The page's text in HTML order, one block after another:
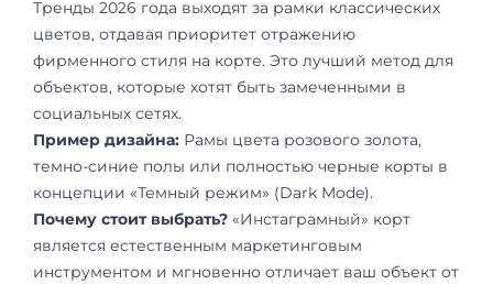
Тренды 2026 года выходят за рамки классических
цветов, отдавая приоритет отражению
фирменного стиля на корте. Это лучший метод для
объектов, которые хотят быть замеченными в
социальных сетях.
Пример дизайна: Рамы цвета розового золота,
темно-синие полы или полностью черные корты в
концепции «Темный режим» (Dark Mode).
Почему стоит выбрать? «Инстаграмный» корт
является естественным маркетинговым
инструментом и мгновенно отличает ваш объект от